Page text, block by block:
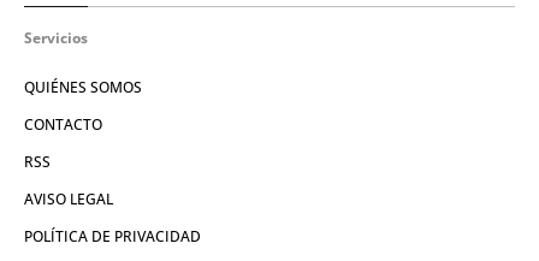
Servicios
QUIÉNES SOMOS
CONTACTO
RSS
AVISO LEGAL
POLÍTICA DE PRIVACIDAD